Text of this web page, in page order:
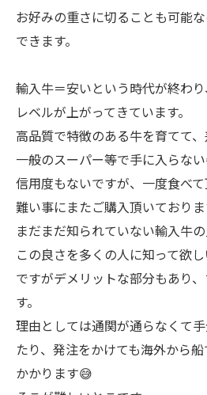
お好みの重さに切ることも可能
できます。
輸入牛＝安いという時代が終わ
レベルが上がってきています。
高品質で特徴のある牛を育てて、
一般のスーパー等で手に入らな
信用度もないですが、一度食べ
難い事にまたご購入頂いておりま
まだまだ知られていない輸入牛の
この良さを多くの人に知って欲し
ですがデメリットな部分もあり
す。
理由としては通関が通らなくて
たり、発注をかけても海外から
かかります😅